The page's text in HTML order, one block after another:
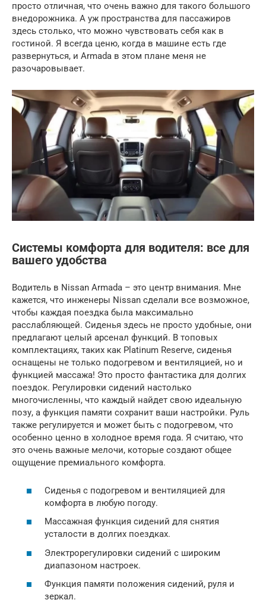
просто отличная, что очень важно для такого большого
внедорожника. А уж пространства для пассажиров
здесь столько, что можно чувствовать себя как в
гостиной. Я всегда ценю, когда в машине есть где
развернуться, и Armada в этом плане меня не
разочаровывает.
Системы комфорта для водителя: все для
вашего удобства
Водитель в Nissan Armada – это центр внимания. Мне
кажется, что инженеры Nissan сделали все возможное,
чтобы каждая поездка была максимально
расслабляющей. Сиденья здесь не просто удобные, они
предлагают целый арсенал функций. В топовых
комплектациях, таких как Platinum Reserve, сиденья
оснащены не только подогревом и вентиляцией, но и
функцией массажа! Это просто фантастика для долгих
поездок. Регулировки сидений настолько
многочисленны, что каждый найдет свою идеальную
позу, а функция памяти сохранит ваши настройки. Руль
также регулируется и может быть с подогревом, что
особенно ценно в холодное время года. Я считаю, что
это очень важные мелочи, которые создают общее
ощущение премиального комфорта.
Сиденья с подогревом и вентиляцией для
комфорта в любую погоду.
Массажная функция сидений для снятия
усталости в долгих поездках.
Электрорегулировки сидений с широким
диапазоном настроек.
Функция памяти положения сидений, руля и
зеркал.